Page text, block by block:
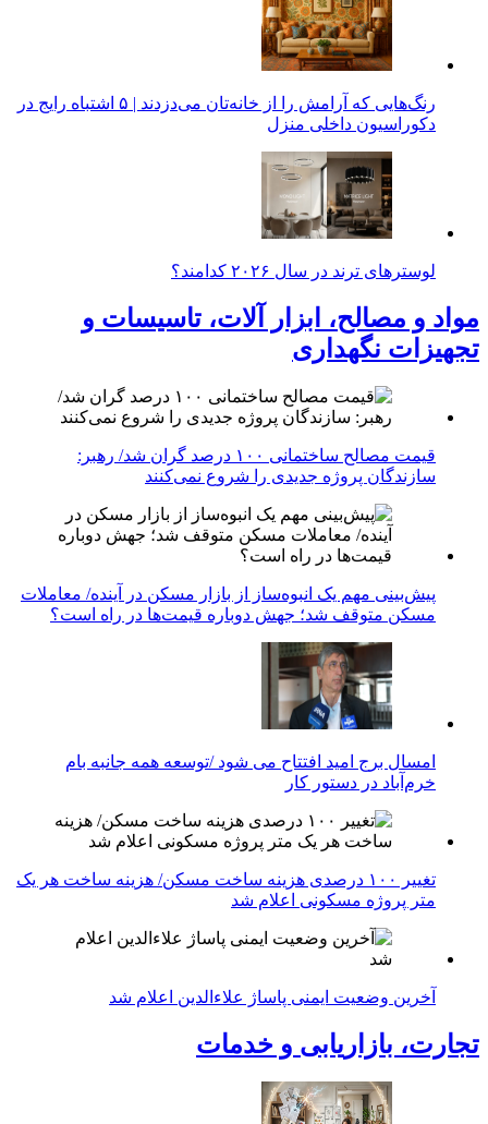
رنگ‌هایی که آرامش را از خانه‌تان می‌دزدند | ۵ اشتباه رایج در
دکوراسیون داخلی منزل
لوسترهای ترند در سال ۲۰۲۶ کدامند؟
مواد و مصالح، ابزار آلات، تاسیسات و
تجهیزات نگهداری
قیمت مصالح ساختمانی ۱۰۰ درصد گران شد/ رهبر:
سازندگان پروژه جدیدی را شروع نمی‌کنند
پیش‌بینی مهم یک انبوه‌ساز از بازار مسکن در آینده/ معاملات
مسکن متوقف شد؛ جهش دوباره قیمت‌ها در راه است؟
امسال برج امید افتتاح می شود /توسعه همه جانبه بام
خرم‌آباد در دستور کار
تغییر ۱۰۰ درصدی هزینه ساخت مسکن/ هزینه ساخت هر یک
متر پروژه مسکونی اعلام شد
آخرین وضعیت ایمنی پاساژ علاءالدین اعلام شد
تجارت، بازاریابی و خدمات